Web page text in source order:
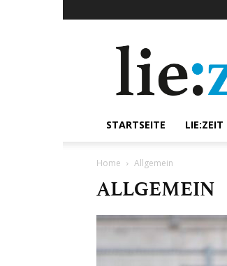
STARTSEITE LIE:ZEIT
Home Allgemein
ALLGEMEIN